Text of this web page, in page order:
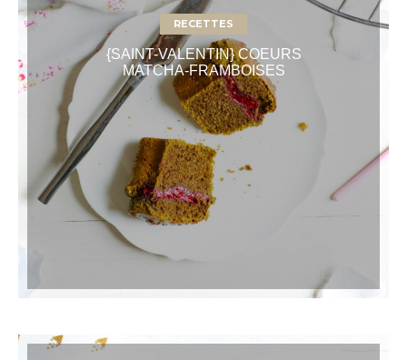
RECETTES
{SAINT-VALENTIN} COEURS
MATCHA-FRAMBOISES